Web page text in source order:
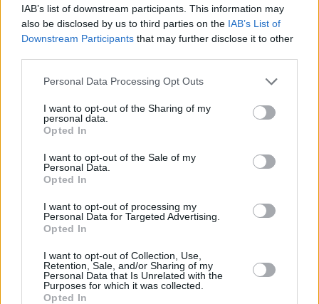
IAB’s list of downstream participants. This information may
also be disclosed by us to third parties on the IAB’s List of
Downstream Participants that may further disclose it to other
Personal Data Processing Opt Outs
I want to opt-out of the Sharing of my
personal data.
Opted In
I want to opt-out of the Sale of my
Personal Data.
Opted In
I want to opt-out of processing my
Personal Data for Targeted Advertising.
Opted In
I want to opt-out of Collection, Use,
Retention, Sale, and/or Sharing of my
Personal Data that Is Unrelated with the
Purposes for which it was collected.
Opted In